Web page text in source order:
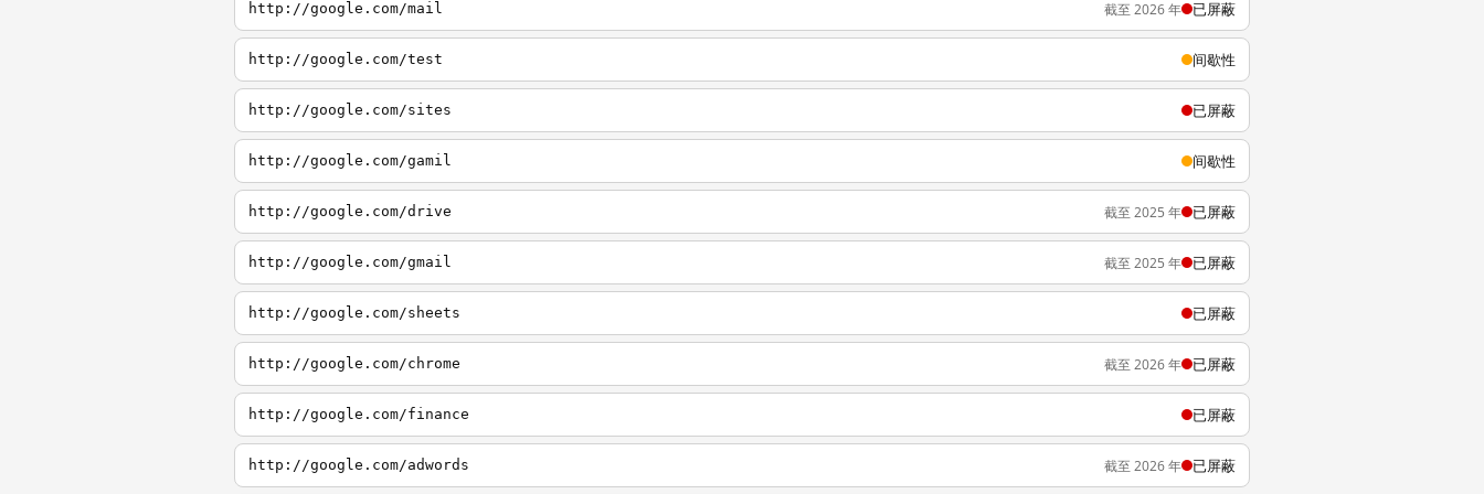
http://google.com/mail 截至 2026 年 已屏蔽
http://google.com/test 间歇性
http://google.com/sites 已屏蔽
http://google.com/gamil 间歇性
http://google.com/drive 截至 2025 年 已屏蔽
http://google.com/gmail 截至 2025 年 已屏蔽
http://google.com/sheets 已屏蔽
http://google.com/chrome 截至 2026 年 已屏蔽
http://google.com/finance 已屏蔽
http://google.com/adwords 截至 2026 年 已屏蔽